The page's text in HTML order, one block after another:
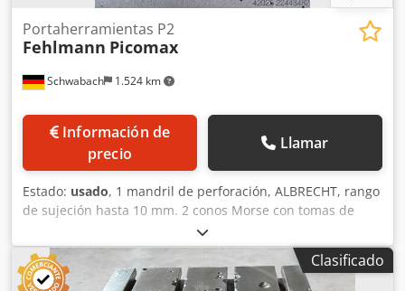
Schwabach 1.524 km
Portaherramientas P2
Fehlmann Picomax
Información de
precio
Llamar
Estado: usado, 1 mandril de perforación, ALBRECHT, rango
de sujeción hasta 10 mm. 2 conos Morse con tomas de
accionamiento, MK 1. 2 mandriles de pinza con tuerca de
apriete, ER 11, longitud 70 mm. Dcedozqcncopfx Aiiek 1
mandril de pinza con tuerca de apriete, ER 11, longitud 40
mm. 1 mandril para fresadora, alojamiento de 20 mm.
Clasificado